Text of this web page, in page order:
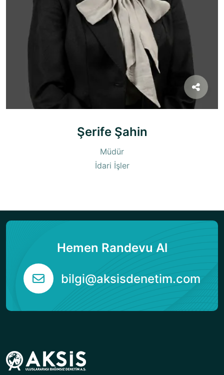
Şerife Şahin
Müdür
İdari İşler
Hemen Randevu Al
bilgi@aksisdenetim.com